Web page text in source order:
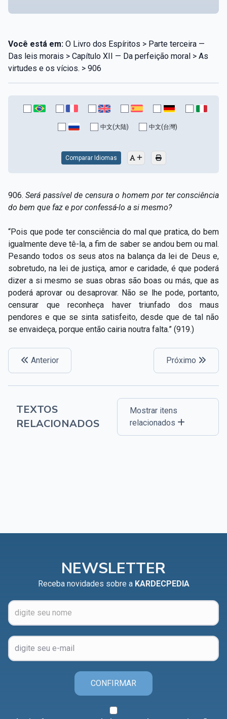
Você está em: O Livro dos Espíritos > Parte terceira —
Das leis morais > Capítulo XII — Da perfeição moral > As
virtudes e os vícios. > 906
中文(大陆) 中文(台灣)
Comparar Idiomas
906. Será passível de censura o homem por ter consciência
do bem que faz e por confessá-lo a si mesmo?
“Pois que pode ter consciência do mal que pratica, do bem
igualmente deve tê-la, a fim de saber se andou bem ou mal.
Pesando todos os seus atos na balança da lei de Deus e,
sobretudo, na lei de justiça, amor e caridade, é que poderá
dizer a si mesmo se suas obras são boas ou más, que as
poderá aprovar ou desaprovar. Não se lhe pode, portanto,
censurar que reconheça haver triunfado dos maus
pendores e que se sinta satisfeito, desde que de tal não
se envaideça, porque então cairia noutra falta.” (919.)
Anterior Próximo
TEXTOS
RELACIONADOS
Mostrar itens
relacionados
NEWSLETTER
Receba novidades sobre a KARDECPEDIA
CONFIRMAR